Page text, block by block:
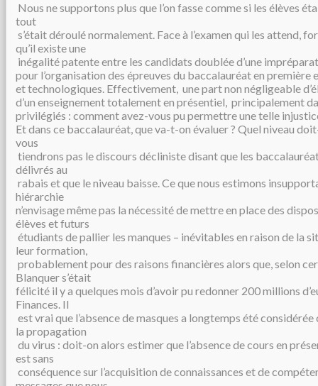
Nous ne supportons plus que l’on fasse comme si les élèves
tout
s’était déroulé normalement. Face à l’examen qui les attend,
qu’il existe une
inégalité patente entre les candidats doublée d’une
pour l’organisation des épreuves du baccalauréat en première
et technologiques. Effectivement, une part non négligeable
d’un enseignement totalement en présentiel, principalement
privilégiés : comment avez-vous pu permettre une telle
Et dans ce baccalauréat, que va-t-on évaluer ? Quel niveau
vous
tiendrons pas le discours décliniste disant que les
délivrés au
rabais et que le niveau baisse. Ce que nous estimons
hiérarchie
n’envisage même pas la nécessité de mettre en place des
élèves et futurs
étudiants de pallier les manques – inévitables en raison de la
leur formation,
probablement pour des raisons financières alors que, selon
Blanquer s’était
félicité il y a quelques mois d’avoir pu redonner 200 millions
Finances. Il
est vrai que l’absence de masques a longtemps été
la propagation
du virus : doit-on alors estimer que l’absence de cours en
est sans
conséquence sur l’acquisition de connaissances et de